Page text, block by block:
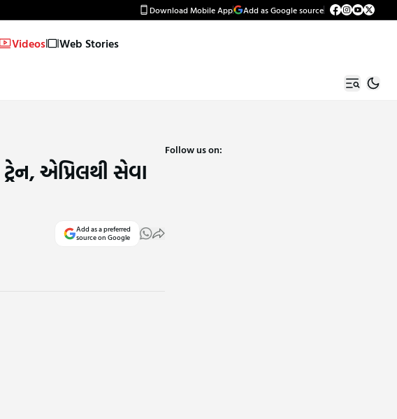
Download Mobile App Add as Google source
Videos Web Stories
એપ્રિલથી સેવા
Add as a preferred
source on Google
Follow us on: